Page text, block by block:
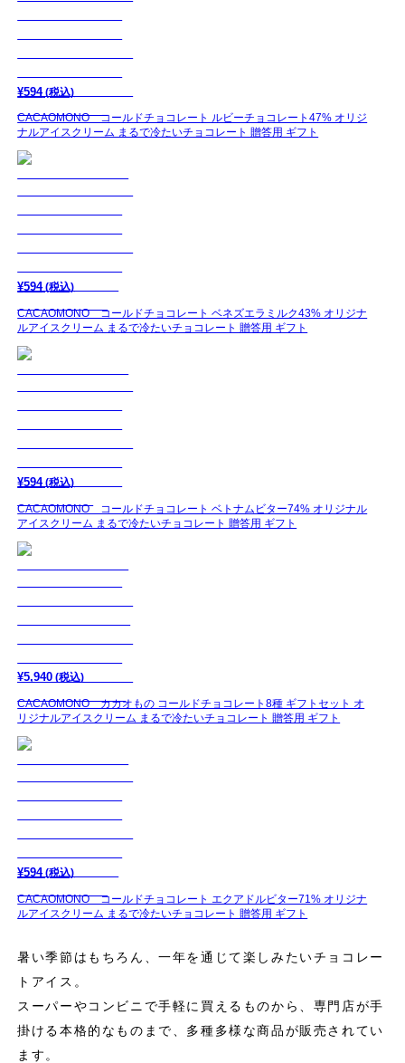
¥594(税込)
CACAOMONO コールドチョコレート ルビーチョコレート47% オリジ
ナルアイスクリーム まるで冷たいチョコレート 贈答用 ギフト
¥594(税込)
CACAOMONO コールドチョコレート ベネズエラミルク43% オリジナ
ルアイスクリーム まるで冷たいチョコレート 贈答用 ギフト
¥594(税込)
CACAOMONO コールドチョコレート ベトナムビター74% オリジナル
アイスクリーム まるで冷たいチョコレート 贈答用 ギフト
¥5,940 (税込)
CACAOMONO カカオもの コールドチョコレート8種 ギフトセット オ
リジナルアイスクリーム まるで冷たいチョコレート 贈答用 ギフト
¥594(税込)
CACAOMONO コールドチョコレート エクアドルビター71% オリジナ
ルアイスクリーム まるで冷たいチョコレート 贈答用 ギフト
暑い季節はもちろん、一年を通じて楽しみたいチョコレー
トアイス。
スーパーやコンビニで手軽に買えるものから、専門店が手
掛ける本格的なものまで、多種多様な商品が販売されてい
ます。